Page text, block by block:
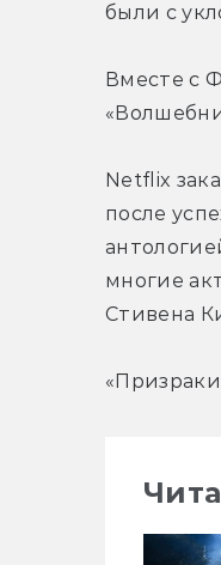
были с
Вместе с
Netflix
после
многие
Стивена